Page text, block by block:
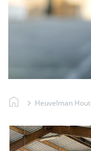
Heuvelman Hout